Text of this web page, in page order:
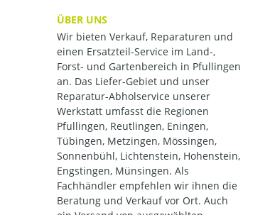
ÜBER UNS
Wir bieten Verkauf, Reparaturen und
einen Ersatzteil-Service im Land-,
Forst- und Gartenbereich in Pfullingen
an. Das Liefer-Gebiet und unser
Reparatur-Abholservice unserer
Werkstatt umfasst die Regionen
Pfullingen, Reutlingen, Eningen,
Tübingen, Metzingen, Mössingen,
Sonnenbühl, Lichtenstein, Hohenstein,
Engstingen, Münsingen. Als
Fachhändler empfehlen wir ihnen die
Beratung und Verkauf vor Ort. Auch